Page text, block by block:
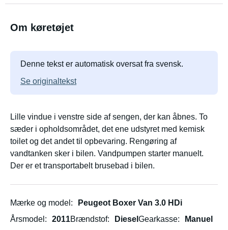
Om køretøjet
Denne tekst er automatisk oversat fra svensk.
Se originaltekst
Lille vindue i venstre side af sengen, der kan åbnes. To
sæder i opholdsområdet, det ene udstyret med kemisk
toilet og det andet til opbevaring. Rengøring af
vandtanken sker i bilen. Vandpumpen starter manuelt.
Der er et transportabelt brusebad i bilen.
Mærke og model
Peugeot Boxer Van 3.0 HDi
Årsmodel
2011Brændstof Diesel Gearkasse
Manuel